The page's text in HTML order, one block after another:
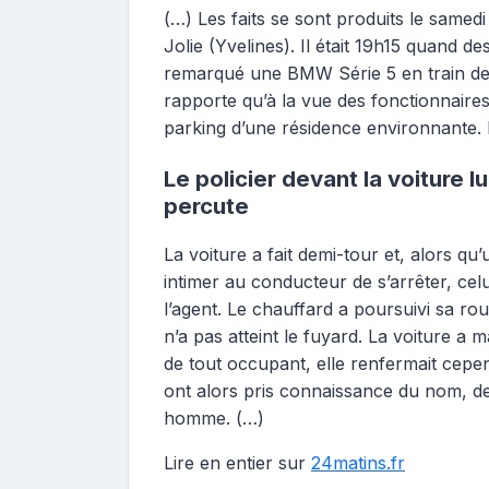
(…) Les faits se sont produits le
Jolie (Yvelines). Il était 19h15 quand
remarqué une BMW Série 5 en train
rapporte qu’à la vue des
parking d’une résidence environnante.
Le policier devant la voiture
percute
La voiture a fait demi-tour et, alors
intimer au conducteur de s’arrêter,
l’agent. Le chauffard a poursuivi sa
n’a pas atteint le fuyard. La voiture a
de tout occupant, elle renfermait
ont alors pris connaissance du nom,
homme. (…)
Lire en entier sur 24matins.fr